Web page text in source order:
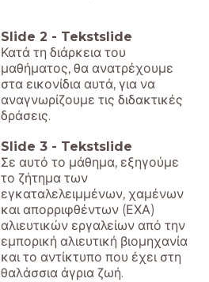
Slide 2 - Tekstslide
Κατά τη διάρκεια του
μαθήματος, θα ανατρέχουμε
στα εικονίδια αυτά, για να
αναγνωρίζουμε τις διδακτικές
δράσεις.
Slide 3 - Tekstslide
Σε αυτό το μάθημα, εξηγούμε
το ζήτημα των
εγκαταλελειμμένων, χαμένων
και απορριφθέντων (ΕΧΑ)
αλιευτικών εργαλείων από την
εμπορική αλιευτική βιομηχανία
και το αντίκτυπο που έχει στη
θαλάσσια άγρια ζωή.